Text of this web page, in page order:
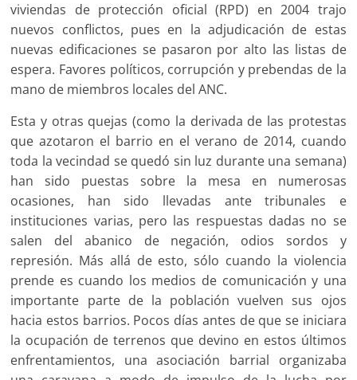
viviendas de protección oficial (RPD) en 2004 trajo
nuevos conflictos, pues en la adjudicación de estas
nuevas edificaciones se pasaron por alto las listas de
espera. Favores políticos, corrupción y prebendas de la
mano de miembros locales del ANC.
Esta y otras quejas (como la derivada de las protestas
que azotaron el barrio en el verano de 2014, cuando
toda la vecindad se quedó sin luz durante una semana)
han sido puestas sobre la mesa en numerosas
ocasiones, han sido llevadas ante tribunales e
instituciones varias, pero las respuestas dadas no se
salen del abanico de negación, odios sordos y
represión. Más allá de esto, sólo cuando la violencia
prende es cuando los medios de comunicación y una
importante parte de la población vuelven sus ojos
hacia estos barrios. Pocos días antes de que se iniciara
la ocupación de terrenos que devino en estos últimos
enfrentamientos, una asociación barrial organizaba